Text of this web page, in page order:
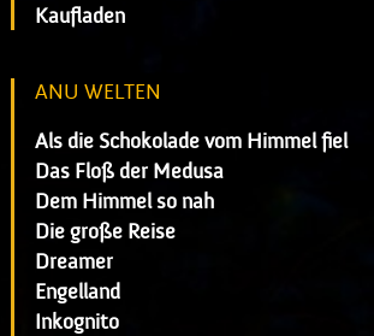
Kaufladen
ANU WELTEN
Als die Schokolade vom Himmel fiel
Das Floß der Medusa
Dem Himmel so nah
Die große Reise
Dreamer
Engelland
Inkognito